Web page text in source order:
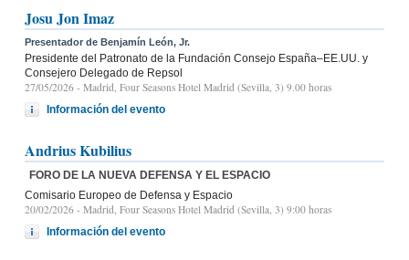
Josu Jon Imaz
Presentador de Benjamín León, Jr.
Presidente del Patronato de la Fundación Consejo España–EE.UU. y
Consejero Delegado de Repsol
27/05/2026 - Madrid, Four Seasons Hotel Madrid (Sevilla, 3) 9.00 horas
Información del evento
Andrius Kubilius
FORO DE LA NUEVA DEFENSA Y EL ESPACIO
Comisario Europeo de Defensa y Espacio
20/02/2026 - Madrid, Four Seasons Hotel Madrid (Sevilla, 3) 9:00 horas
Información del evento